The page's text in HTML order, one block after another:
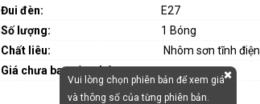
Đui đèn:
E27
Số lượng:
1 Bóng
Chất liêu:
Nhôm sơn tĩnh điện
Giá chưa bao gồm bóng
Vui lòng chọn phiên bản để xem giá
và thông số của từng phiên bản.